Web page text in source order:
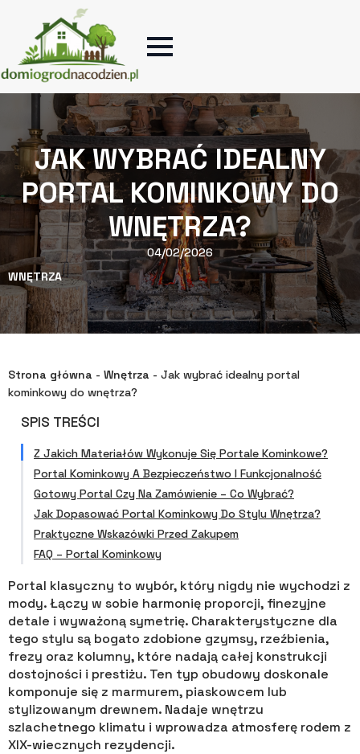
JAK WYBRAĆ IDEALNY
PORTAL KOMINKOWY DO
WNĘTRZA?
04/02/2026
WNĘTRZA
Strona główna - Wnętrza - Jak wybrać idealny portal
kominkowy do wnętrza?
SPIS TREŚCI
Z Jakich Materiałów Wykonuje Się Portale Kominkowe?
Portal Kominkowy A Bezpieczeństwo I Funkcjonalność
Gotowy Portal Czy Na Zamówienie – Co Wybrać?
Jak Dopasować Portal Kominkowy Do Stylu Wnętrza?
Praktyczne Wskazówki Przed Zakupem
FAQ – Portal Kominkowy
Portal klasyczny to wybór, który nigdy nie wychodzi z
mody. Łączy w sobie harmonię proporcji, finezyjne
detale i wyważoną symetrię. Charakterystyczne dla
tego stylu są bogato zdobione gzymsy, rzeźbienia,
frezy oraz kolumny, które nadają całej konstrukcji
dostojności i prestiżu. Ten typ obudowy doskonale
komponuje się z marmurem, piaskowcem lub
stylizowanym drewnem. Nadaje wnętrzu
szlachetnego klimatu i wprowadza atmosferę rodem z
XIX-wiecznych rezydencji.